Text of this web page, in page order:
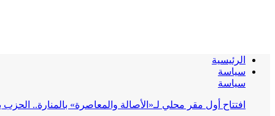
الرئيسية
سياسة
سياسة
افتتاح أول مقر محلي لـ«الأصالة والمعاصرة» بالمنارة..